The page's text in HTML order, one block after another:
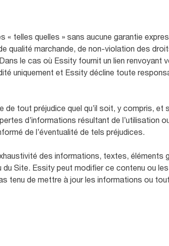
telles quelles » sans aucune garantie
qualité marchande, de non-violation des
le cas où Essity fournit un lien renvoyant
uniquement et Essity décline toute
tout préjudice quel qu’il soit, y compris, et
d’informations résultant de l’utilisation
de l’éventualité de tels préjudices.
des informations, textes, éléments
Site. Essity peut modifier ce contenu ou
tenu de mettre à jour les informations ou